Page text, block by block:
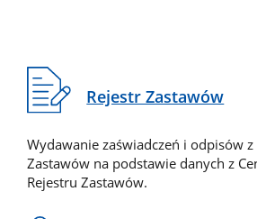
Rejestr Zastawów
Wydawanie zaświadczeń i odpisów z
Zastawów na podstawie danych z
Rejestru Zastawów.